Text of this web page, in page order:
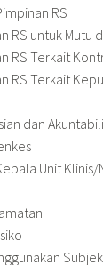
RS
RS untuk Mutu
RS Terkait
RS Terkait
dan
Unit Klinis/